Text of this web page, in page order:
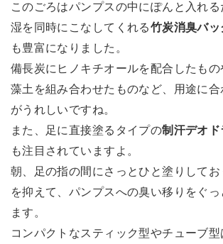
このごろはパンプスの中にぽんと入れ
湿を同時にこなしてくれる竹炭消臭バッ
も豊富になりました。
備長炭にヒノキチオールを配合したも
藻土を組み合わせたものなど、用途に
がうれしいですね。
また、足に直接塗るタイプの制汗デオ
も注目されていますよ。
朝、足の指の間にさっとひと塗りして
を抑えて、パンプスへの臭い移りをぐ
ます。
コンパクトなスティック型やチューブ